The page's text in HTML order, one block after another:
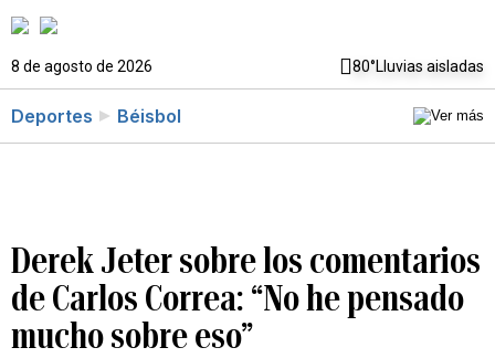
8 de agosto de 2026 80°Lluvias aisladas
Deportes Béisbol
Derek Jeter sobre los comentarios
de Carlos Correa: “No he pensado
mucho sobre eso”